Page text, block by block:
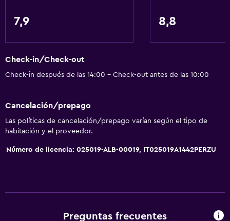
7,9 8,8
Check-in/Check-out
Check-in después de las 14:00 - Check-out antes de las 10:00
Cancelación/prepago
Las políticas de cancelación/prepago varían según el tipo de
habitación y el proveedor.
Número de licencia: 025019-ALB-00019, IT025019A1442PERZU
Preguntas frecuentes